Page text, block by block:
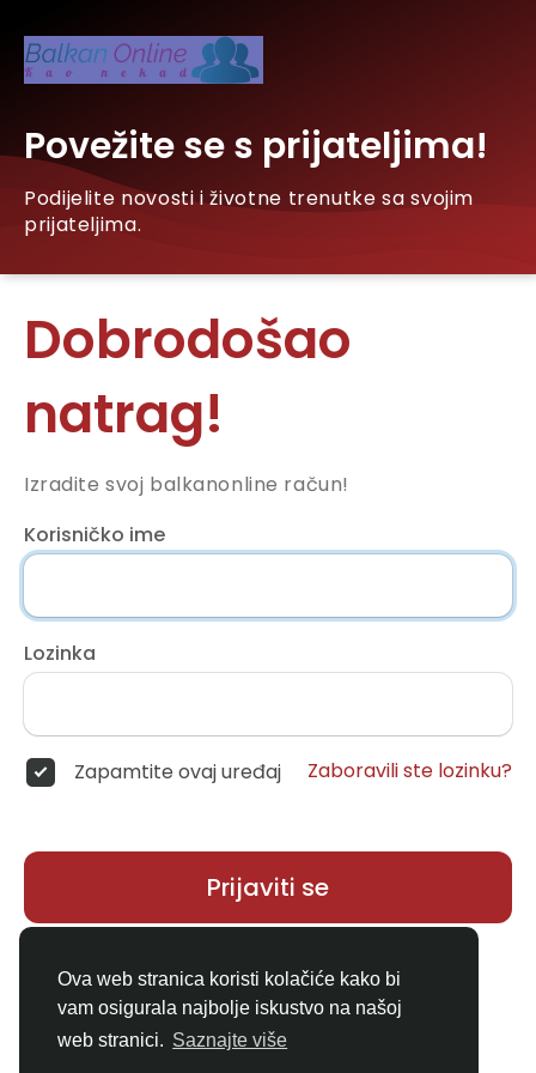
Ova web stranica koristi kolačiće kako bi
vam osigurala najbolje iskustvo na našoj
web stranici. Saznajte više
Povežite se s prijateljima!
Podijelite novosti i životne trenutke sa svojim
prijateljima.
Dobrodošao
natrag!
Izradite svoj balkanonline račun!
Korisničko ime
Lozinka
Zapamtite ovaj uređaj Zaboravili ste lozinku?
Prijaviti se